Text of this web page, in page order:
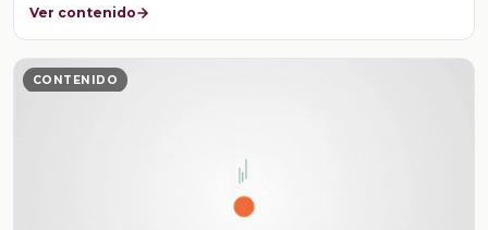
Ver contenido
CONTENIDO